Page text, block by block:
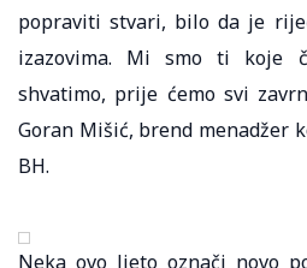
popraviti stvari, bilo da je
izazovima. Mi smo ti koje
shvatimo, prije ćemo svi
Goran Mišić, brend menadžer
BH.
Neka ovo ljeto označi novo